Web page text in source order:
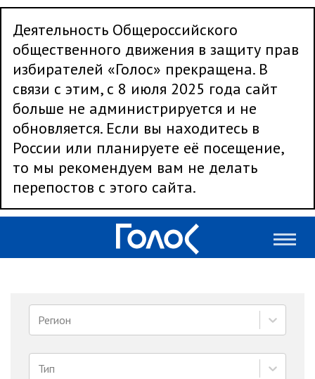
Деятельность Общероссийского
общественного движения в защиту прав
избирателей «Голос» прекращена. В
связи с этим, с 8 июля 2025 года сайт
больше не администрируется и не
обновляется. Если вы находитесь в
России или планируете её посещение,
то мы рекомендуем вам не делать
перепостов с этого сайта.
Регион
Тип